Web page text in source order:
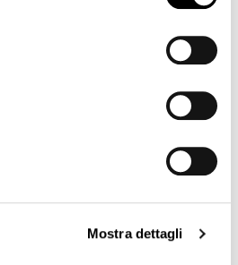
Mostra dettagli
i Suoi dati potranno essere
interni
dipendenti e
aziende private, fornitori di servizi tecnici
oggetto di diffusione.